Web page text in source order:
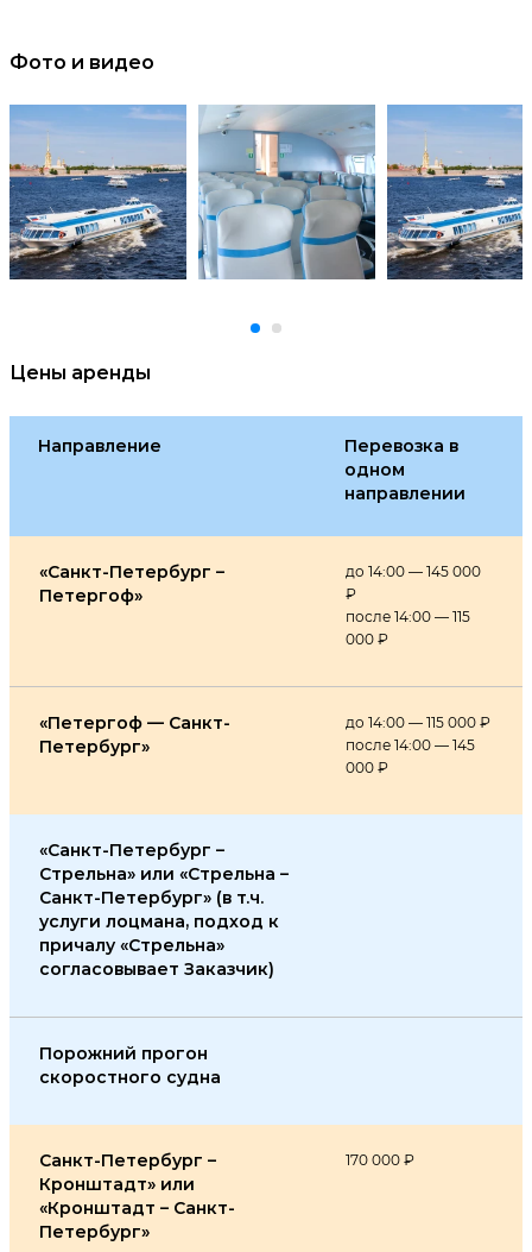
Фото и видео
Цены аренды
Направление
Перевозка в
одном
направлении
«Санкт-Петербург –
Петергоф»
до 14:00 — 145 000
₽
после 14:00 — 115
000 ₽
«Петергоф — Санкт-
Петербург»
до 14:00 — 115 000 ₽
после 14:00 — 145
000 ₽
«Санкт-Петербург –
Стрельна» или «Стрельна –
Санкт-Петербург» (в т.ч.
услуги лоцмана, подход к
причалу «Стрельна»
согласовывает Заказчик)
Порожний прогон
скоростного судна
Санкт-Петербург –
Кронштадт» или
«Кронштадт – Санкт-
Петербург»
170 000 ₽